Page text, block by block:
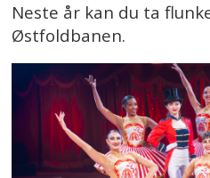
Neste år kan du ta
Østfoldbanen.